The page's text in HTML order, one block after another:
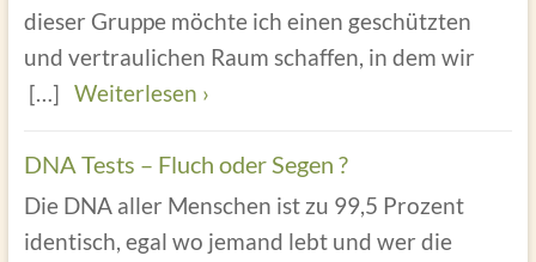
dieser Gruppe möchte ich einen geschützten
und vertraulichen Raum schaffen, in dem wir
[…] Weiterlesen ›
DNA Tests – Fluch oder Segen ?
Die DNA aller Menschen ist zu 99,5 Prozent
identisch, egal wo jemand lebt und wer die